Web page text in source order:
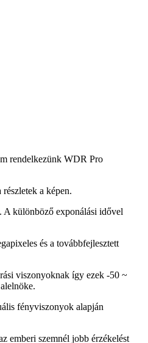
rendelkezünk WDR Pro
a képen.
A különböző exponálási idővel
és a továbbfejlesztett
viszonyoknak így ezek -50 ~
fényviszonyok alapján
emberi szemnél jobb érzékelést